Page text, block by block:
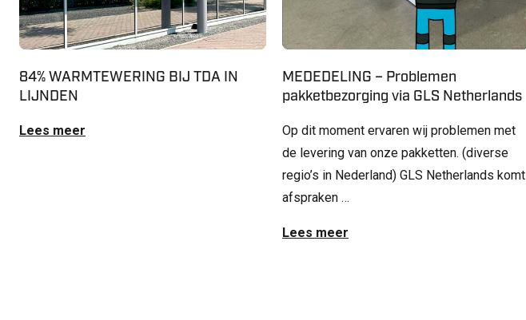
84% WARMTEWERING BIJ TDA IN
LIJNDEN
Lees meer
MEDEDELING – Problemen
pakketbezorging via GLS Netherlands
Op dit moment ervaren wij problemen met
de levering van onze pakketten. (diverse
regio’s in Nederland) GLS Netherlands komt
afspraken …
Lees meer